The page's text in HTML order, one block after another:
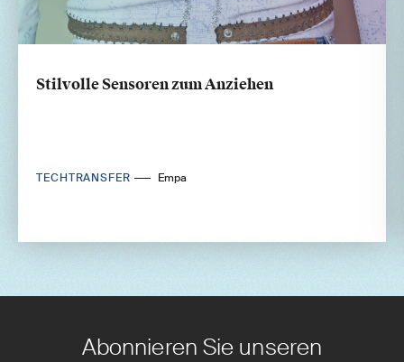
Stilvolle Sensoren zum Anziehen
TECHTRANSFER Empa
Abonnieren Sie unseren